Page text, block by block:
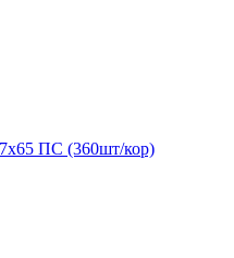
ПС (360шт/кор)